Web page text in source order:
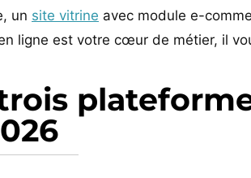
un site vitrine avec module e-
ligne est votre cœur de métier, il